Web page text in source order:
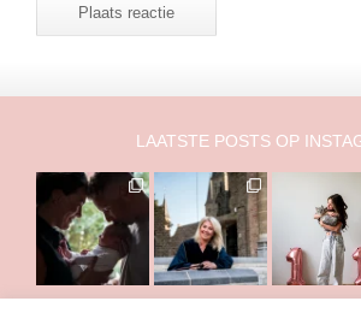
LAATSTE POSTS OP